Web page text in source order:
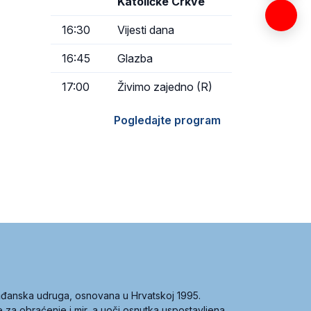
16:30 Vijesti dana
16:45 Glazba
17:00 Živimo zajedno (R)
Pogledajte program
udruga, osnovana u Hrvatskoj 1995.